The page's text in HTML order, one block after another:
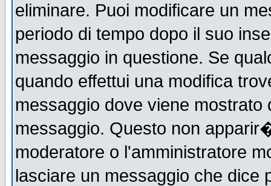
eliminare. Puoi modificare un
periodo di tempo dopo il suo
messaggio in questione. Se
quando effettui una modifica
messaggio dove viene mostrato
messaggio. Questo non
moderatore o l'amministratore
lasciare un messaggio che